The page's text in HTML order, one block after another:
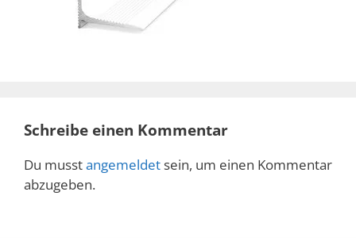
Schreibe einen Kommentar
Du musstangemeldet sein, um einen Kommentar
abzugeben.